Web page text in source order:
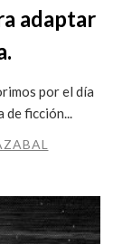
adaptar
por el día
ficción...